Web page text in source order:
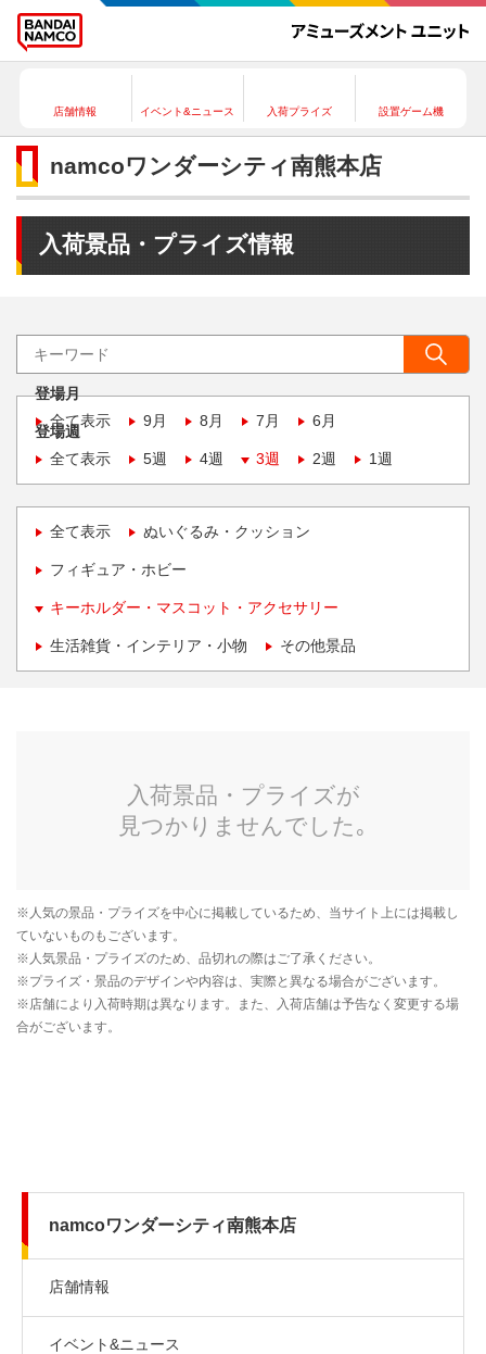
店舗情報 イベント&ニュース 入荷プライズ 設置ゲーム機
namcoワンダーシティ南熊本店
入荷景品・プライズ情報
登場月
全て表示
9月 8月 7月 6月
登場週
全て表示
5週 4週 3週 2週 1週
全て表示 ぬいぐるみ・クッション
フィギュア・ホビー
キーホルダー・マスコット・アクセサリー
生活雑貨・インテリア・小物 その他景品
namcoワンダーシティ南熊本店
店舗情報
イベント&ニュース